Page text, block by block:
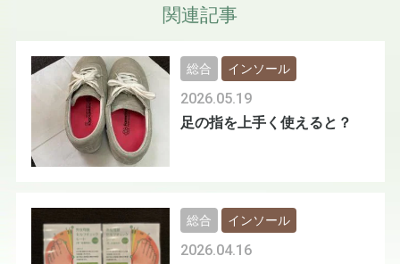
関連記事
足の指を上手く使えると？
2026.05.19
総合 インソール
2026.04.16
総合 インソール